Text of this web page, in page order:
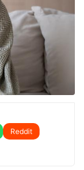
Reddit